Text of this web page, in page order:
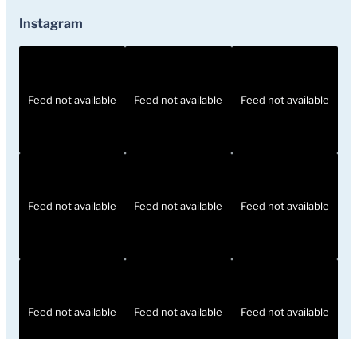
Instagram
Feed not available Feed not available Feed not available
Feed not available Feed not available Feed not available
Feed not available Feed not available Feed not available